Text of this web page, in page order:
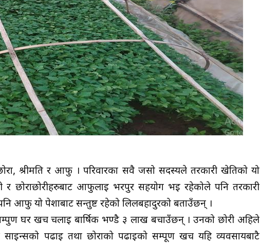
श्रीमति र आफु । परिवारका सवै जसो सदस्यले तरकारी खेतिको यो
र छोराछोरीहरुबाट आफुलाई भरपुर सहयोग भई रहेकोले पनि तरकारी
आफु यो पेशाबाट सन्तुष्ट रहेको लिलबहादुरको बताउँछन् ।
घर खर्च चलाई बार्षिक भण्डै ३ लाख बचाउँछन् । उनको छोरी अहिले
पढाई तथा छोराको पढाईको सम्पूर्ण खर्च यहि व्यवसायबाटै